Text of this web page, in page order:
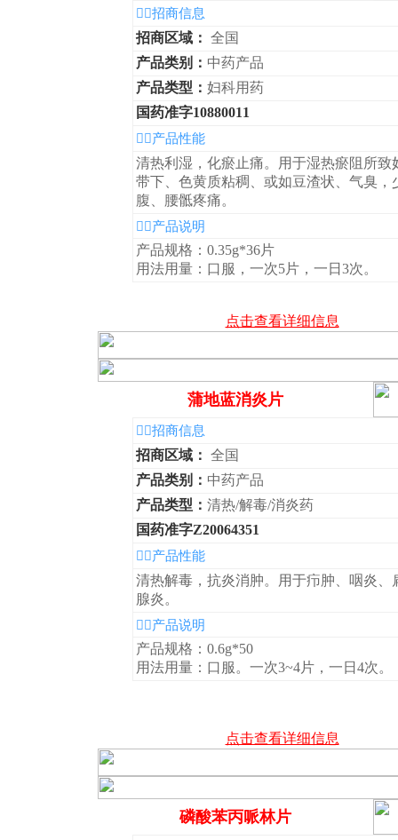
◆招商信息
招商区域： 全国
产品类别： 中药产品
产品类型： 妇科用药
国药准字10880011
◆产品性能
清热利湿，化瘀止痛。用于湿热瘀阻所致
带下、色黄质粘稠、或如豆渣状、气臭，
腹、腰骶疼痛。
◆产品说明
产品规格：0.35g*36片
用法用量：口服，一次5片，一日3次。
点击查看详细信息
蒲地蓝消炎片
◆招商信息
招商区域： 全国
产品类别： 中药产品
产品类型： 清热/解毒/消炎药
国药准字Z20064351
◆产品性能
清热解毒，抗炎消肿。用于疖肿、咽炎、
腺炎。
◆产品说明
产品规格：0.6g*50
用法用量：口服。一次3~4片，一日4次。
点击查看详细信息
磷酸苯丙哌林片